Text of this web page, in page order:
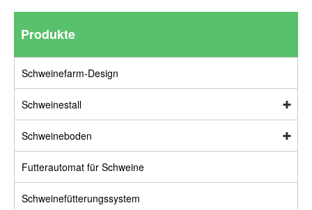
Produkte
Schweinefarm-Design
Schweinestall
Schweineboden
Futterautomat für Schweine
Schweinefütterungssystem